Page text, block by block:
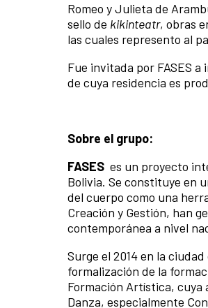
Romeo y Julieta de
sello de kikinteatr, obras
las cuales represento al
Fue invitada por FASES a
de cuya residencia es
Sobre el grupo:
FASES es un proyecto
Bolivia. Se constituye en
del cuerpo como una
Creación y Gestión, han
contemporánea a nivel
Surge el 2014 en la
formalización de la
Formación Artística, cuya
Danza, especialmente